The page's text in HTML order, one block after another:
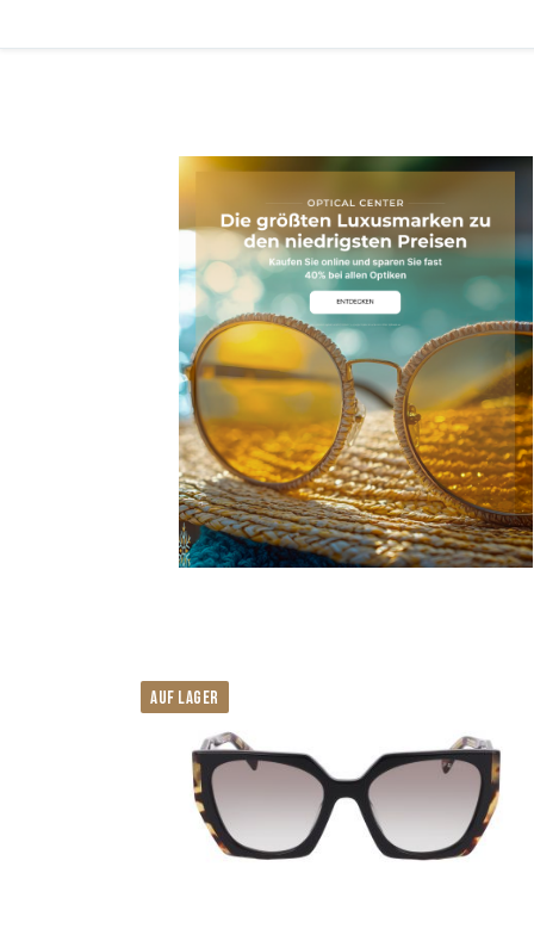
Sonnenbrillen Damen
Sonnenbrillen Unisex
Sonnenbrillen Baby
Rechteckig Quadratisch Oval
UnregelmäßigSechseckig Pantos
AUF LAGER